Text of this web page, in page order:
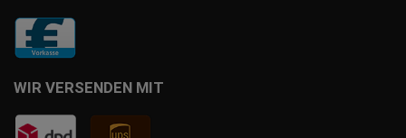
WIR VERSENDEN MIT